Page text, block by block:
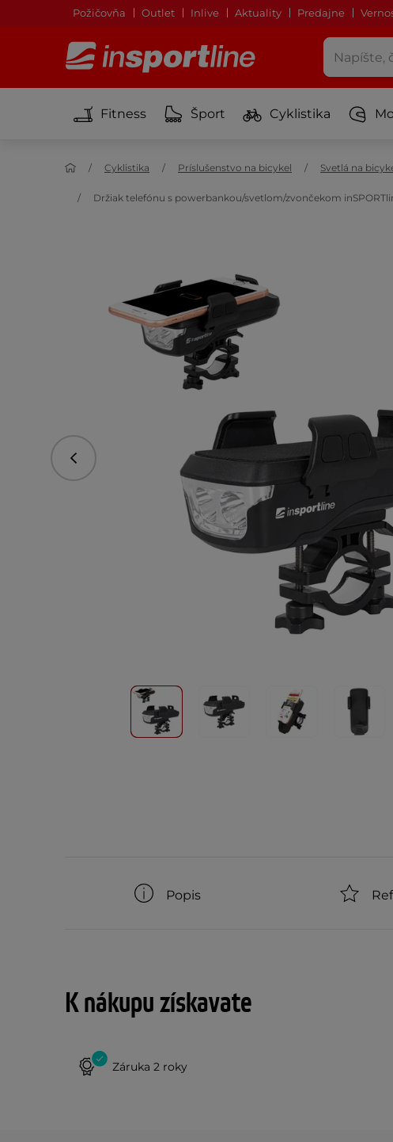
Požičovňa Outlet Inlive Aktuality Predajne
Fitness Šport Cyklistika
Cyklistika Príslušenstvo na bicykel Svetlá na
Držiak telefónu s powerbankou/svetlom/zvončekom
Predchádzajúce
Popis
K nákupu získavate
Záruka 2 roky